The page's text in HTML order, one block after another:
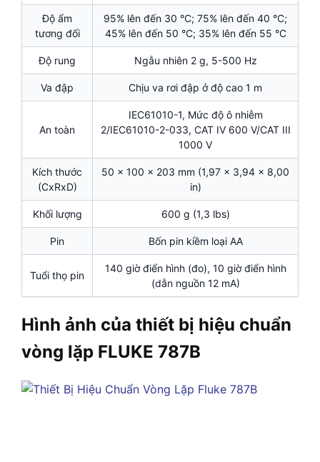
Độ ẩm
tương đối
95% lên đến 30 °C; 75% lên đến 40 °C;
45% lên đến 50 °C; 35% lên đến 55 °C
Độ rung Ngẫu nhiên 2 g, 5-500 Hz
Va đập Chịu va rơi đập ở độ cao 1 m
An toàn
IEC61010-1, Mức độ ô nhiễm
2/IEC61010-2-033, CAT IV 600 V/CAT III
1000 V
Kích thước
(CxRxD)
50 x 100 x 203 mm (1,97 x 3,94 x 8,00
in)
Khối lượng 600 g (1,3 lbs)
Pin Bốn pin kiềm loại AA
Tuổi thọ pin
140 giờ điển hình (đo), 10 giờ điển hình
(dẫn nguồn 12 mA)
Hình ảnh của thiết bị hiệu chuẩn
vòng lặp FLUKE 787B